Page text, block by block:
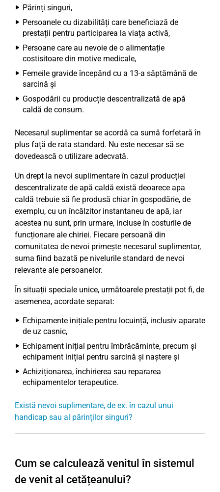
Părinți singuri,
Persoanele cu dizabilități care beneficiază de
prestații pentru participarea la viața activă,
Persoane care au nevoie de o alimentație
costisitoare din motive medicale,
Femeile gravide începând cu a 13-a săptămână de
sarcină și
Gospodării cu producție descentralizată de apă
caldă de consum.
Necesarul suplimentar se acordă ca sumă forfetară în
plus față de rata standard. Nu este necesar să se
dovedească o utilizare adecvată.
Un drept la nevoi suplimentare în cazul producției
descentralizate de apă caldă există deoarece apa
caldă trebuie să fie produsă chiar în gospodărie, de
exemplu, cu un încălzitor instantaneu de apă, iar
acestea nu sunt, prin urmare, incluse în costurile de
funcționare ale chiriei. Fiecare persoană din
comunitatea de nevoi primește necesarul suplimentar,
suma fiind bazată pe nivelurile standard de nevoi
relevante ale persoanelor.
În situații speciale unice, următoarele prestații pot fi, de
asemenea, acordate separat:
Echipamente inițiale pentru locuință, inclusiv aparate
de uz casnic,
Echipament inițial pentru îmbrăcăminte, precum și
echipament inițial pentru sarcină și naștere și
Achiziționarea, închirierea sau repararea
echipamentelor terapeutice.
Există nevoi suplimentare, de ex. în cazul unui
handicap sau al părinților singuri?
Cum se calculează venitul în sistemul
de venit al cetățeanului?